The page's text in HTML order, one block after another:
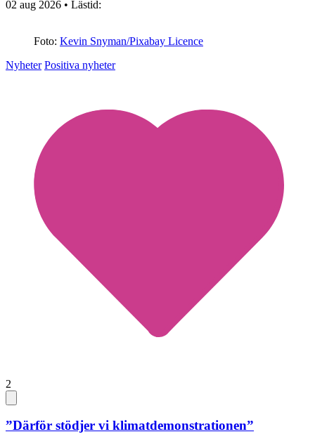
02 aug 2026 • Lästid:
Foto: Kevin Snyman/Pixabay Licence
Nyheter Positiva nyheter
2
”Därför stödjer vi klimatdemonstrationen”